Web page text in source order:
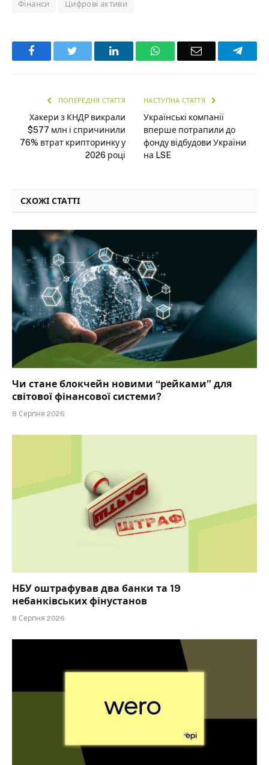
Фінанси Цифрові активи
Facebook LinkedInWhatsAppEmail
ПОПЕРЕДНЯ СТАТТЯ
Хакери з КНДР викрали
$577 млн і спричинили
76% втрат крипторинку у
2026 році
НАСТУПНА СТАТТЯ
Українські компанії
вперше потрапили до
фонду відбудови України
на LSE
СХОЖІ СТАТТІ
Чи стане блокчейн новими “рейками” для
світової фінансової системи?
8 Серпня 2026
НБУ оштрафував два банки та 19
небанківських фінустанов
8 Серпня 2026